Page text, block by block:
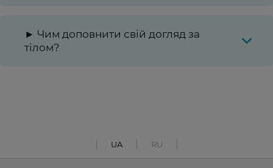
► Чим доповнити свій догляд за
тілом?
UA RU